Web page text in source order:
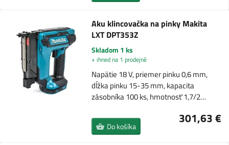
Aku klincovačka na pinky Makita
LXT DPT353Z
Skladom 1 ks
+ ihned na 1 prodejně
Napätie 18 V, priemer pinku 0,6 mm,
dĺžka pinku 15-35 mm, kapacita
zásobníka 100 ks, hmotnosť 1,7/2…
301,63 €
Do košíka